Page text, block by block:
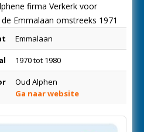
firma Verkerk voor
Emmalaan omstreeks 1971
Emmalaan
1970 tot 1980
Oud Alphen
Ga naar website